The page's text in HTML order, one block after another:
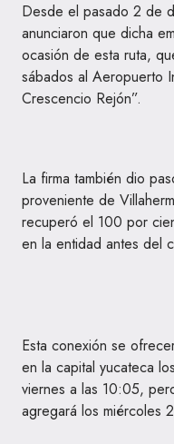
Desde el pasado 2 de
anunciaron que dicha
ocasión de esta ruta,
sábados al Aeropuerto
Crescencio Rejón”.
La firma también dio
proveniente de
recuperó el 100 por
en la entidad antes del
Esta conexión se
en la capital yucateca
viernes a las 10:05,
agregará los miércoles